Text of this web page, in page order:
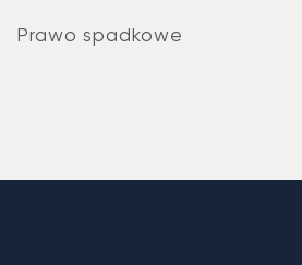
Prawo spadkowe